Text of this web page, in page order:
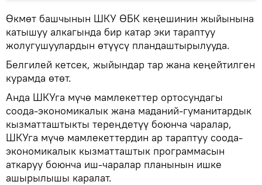
Өкмөт башчынын ШКУ ӨБК кеңешинин жыйынына
катышуу алкагында бир катар эки тараптуу
жолугушуулардын өтүүсү пландаштырылууда.
Белгилей кетсек, жыйындар тар жана кеңейтилген
курамда өтөт.
Анда ШКУга мүчө мамлекеттер ортосундагы
соода-экономикалык жана маданий-гуманитардык
кызматташтыкты тереңдетүү боюнча чаралар,
ШКУга мүчө мамлекеттердин ар тараптуу соода-
экономикалык кызматташтык программасын
аткаруу боюнча иш-чаралар планынын ишке
ашырылышы каралат.